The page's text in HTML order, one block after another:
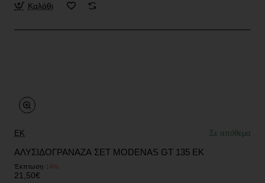
Καλάθι
EK Σε απόθεμα
ΑΛΥΣΙΔΟΓΡΑΝΑΖΑ ΣΕΤ MODENAS GT 135 EK
Έκπτωση-14%
21,50€